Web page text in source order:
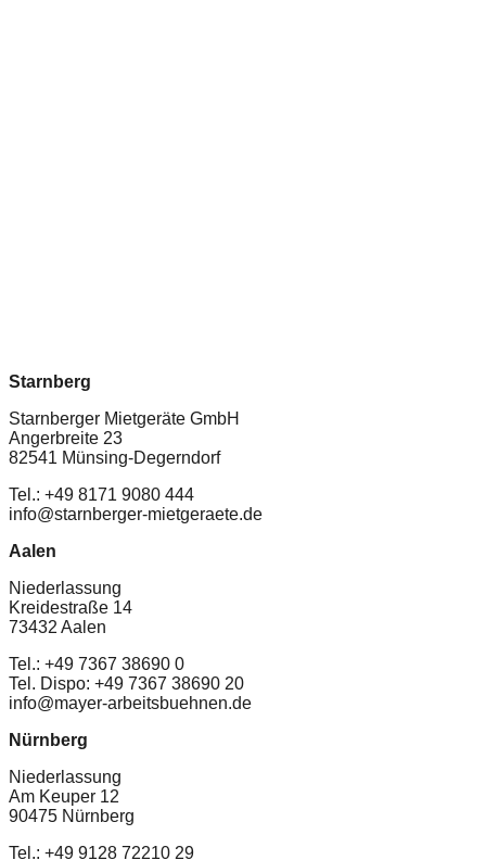
Starnberg
Starnberger Mietgeräte GmbH
Angerbreite 23
82541 Münsing-Degerndorf
Tel.: +49 8171 9080 444
info@starnberger-mietgeraete.de
Aalen
Niederlassung
Kreidestraße 14
73432 Aalen
Tel.: +49 7367 38690 0
Tel. Dispo: +49 7367 38690 20
info@mayer-arbeitsbuehnen.de
Nürnberg
Niederlassung
Am Keuper 12
90475 Nürnberg
Tel.: +49 9128 72210 29